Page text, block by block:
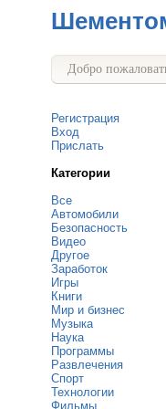
Добро
Регистрация
Вход
Прислать
Категории
Все
Автомобили
Безопасность
Видео
Другое
Заработок
Игры
Книги
Мир и бизнес
Музыка
Наука
Программы
Развлечения
Спорт
Технологии
Фильмы